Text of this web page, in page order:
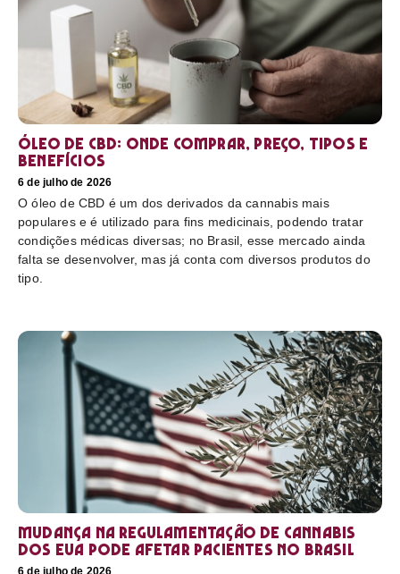
Óleo de CBD: Onde comprar, preço, tipos e
benefícios
6 de julho de 2026
O óleo de CBD é um dos derivados da cannabis mais
populares e é utilizado para fins medicinais, podendo tratar
condições médicas diversas; no Brasil, esse mercado ainda
falta se desenvolver, mas já conta com diversos produtos do
tipo.
Mudança na regulamentação de cannabis
dos EUA pode afetar pacientes no Brasil
6 de julho de 2026